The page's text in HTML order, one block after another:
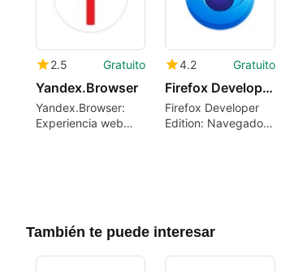
2.5 Gratuito
Yandex.Browser
Yandex.Browser:
Experiencia web
4.2 Gratuito
Firefox Developer Edition
Firefox Developer
Edition: Navegador
También te puede interesar